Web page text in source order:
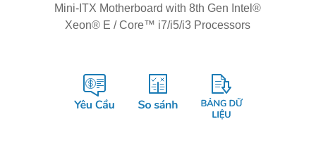
Mini-ITX Motherboard with 8th Gen Intel®
Xeon® E / Core™ i7/i5/i3 Processors